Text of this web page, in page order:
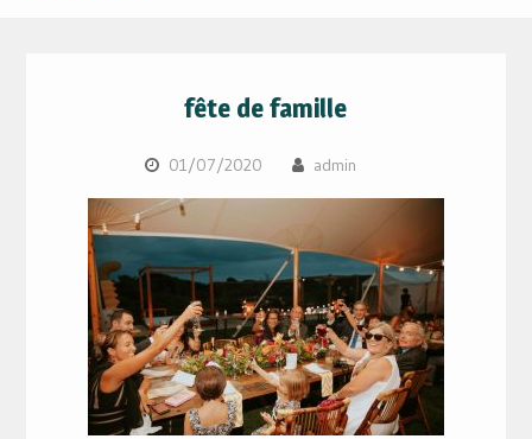
fête de famille
01/07/2020 admin